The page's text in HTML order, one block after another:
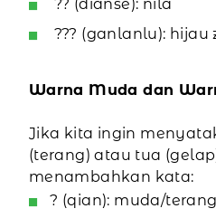
?? (diànsè): nila
??? (ganlanlu): hijau
Warna Muda dan
Jika kita ingin
(terang) atau tua
menambahkan kata:
? (qian): muda/terang